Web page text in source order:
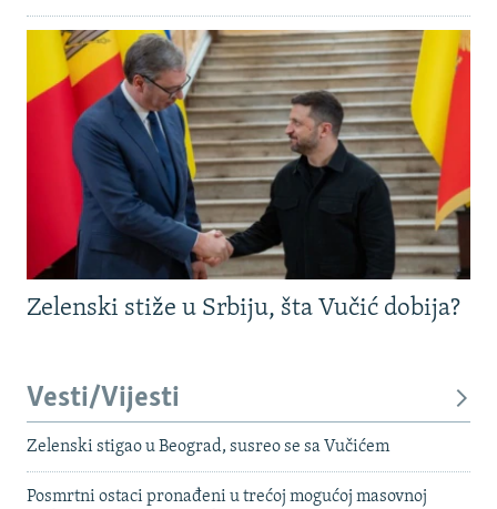
Zelenski stiže u Srbiju, šta Vučić dobija?
Vesti/Vijesti
Zelenski stigao u Beograd, susreo se sa Vučićem
Posmrtni ostaci pronađeni u trećoj mogućoj masovnoj